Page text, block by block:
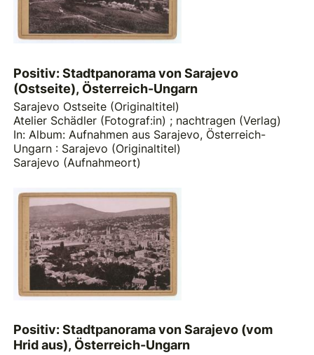
Positiv: Stadtpanorama von Sarajevo
(Ostseite), Österreich-Ungarn
Sarajevo Ostseite (Originaltitel)
Atelier Schädler (Fotograf:in) ; nachtragen (Verlag)
In: Album: Aufnahmen aus Sarajevo, Österreich-
Ungarn : Sarajevo (Originaltitel)
Sarajevo (Aufnahmeort)
Positiv: Stadtpanorama von Sarajevo (vom
Hrid aus), Österreich-Ungarn